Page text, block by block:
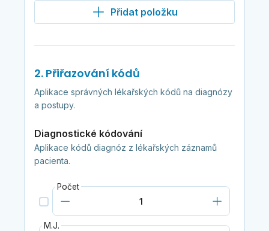
Přidat položku
2. Přiřazování kódů
Aplikace správných lékařských kódů na diagnózy
a postupy.
Diagnostické kódování
Aplikace kódů diagnóz z lékařských záznamů
pacienta.
Počet
M.J.